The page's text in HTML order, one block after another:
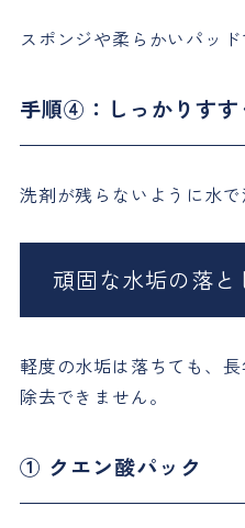
スポンジや柔らかいパッド
手順④：しっかりすす
洗剤が残らないように水で
頑固な水垢の落と
軽度の水垢は落ちても、
除去できません。
① クエン酸パック